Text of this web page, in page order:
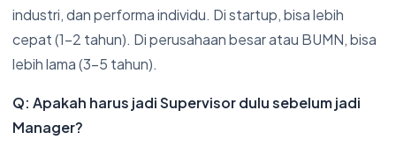
industri, dan performa individu. Di startup, bisa lebih
cepat (1-2 tahun). Di perusahaan besar atau BUMN, bisa
lebih lama (3-5 tahun).
Q: Apakah harus jadi Supervisor dulu sebelum jadi
Manager?